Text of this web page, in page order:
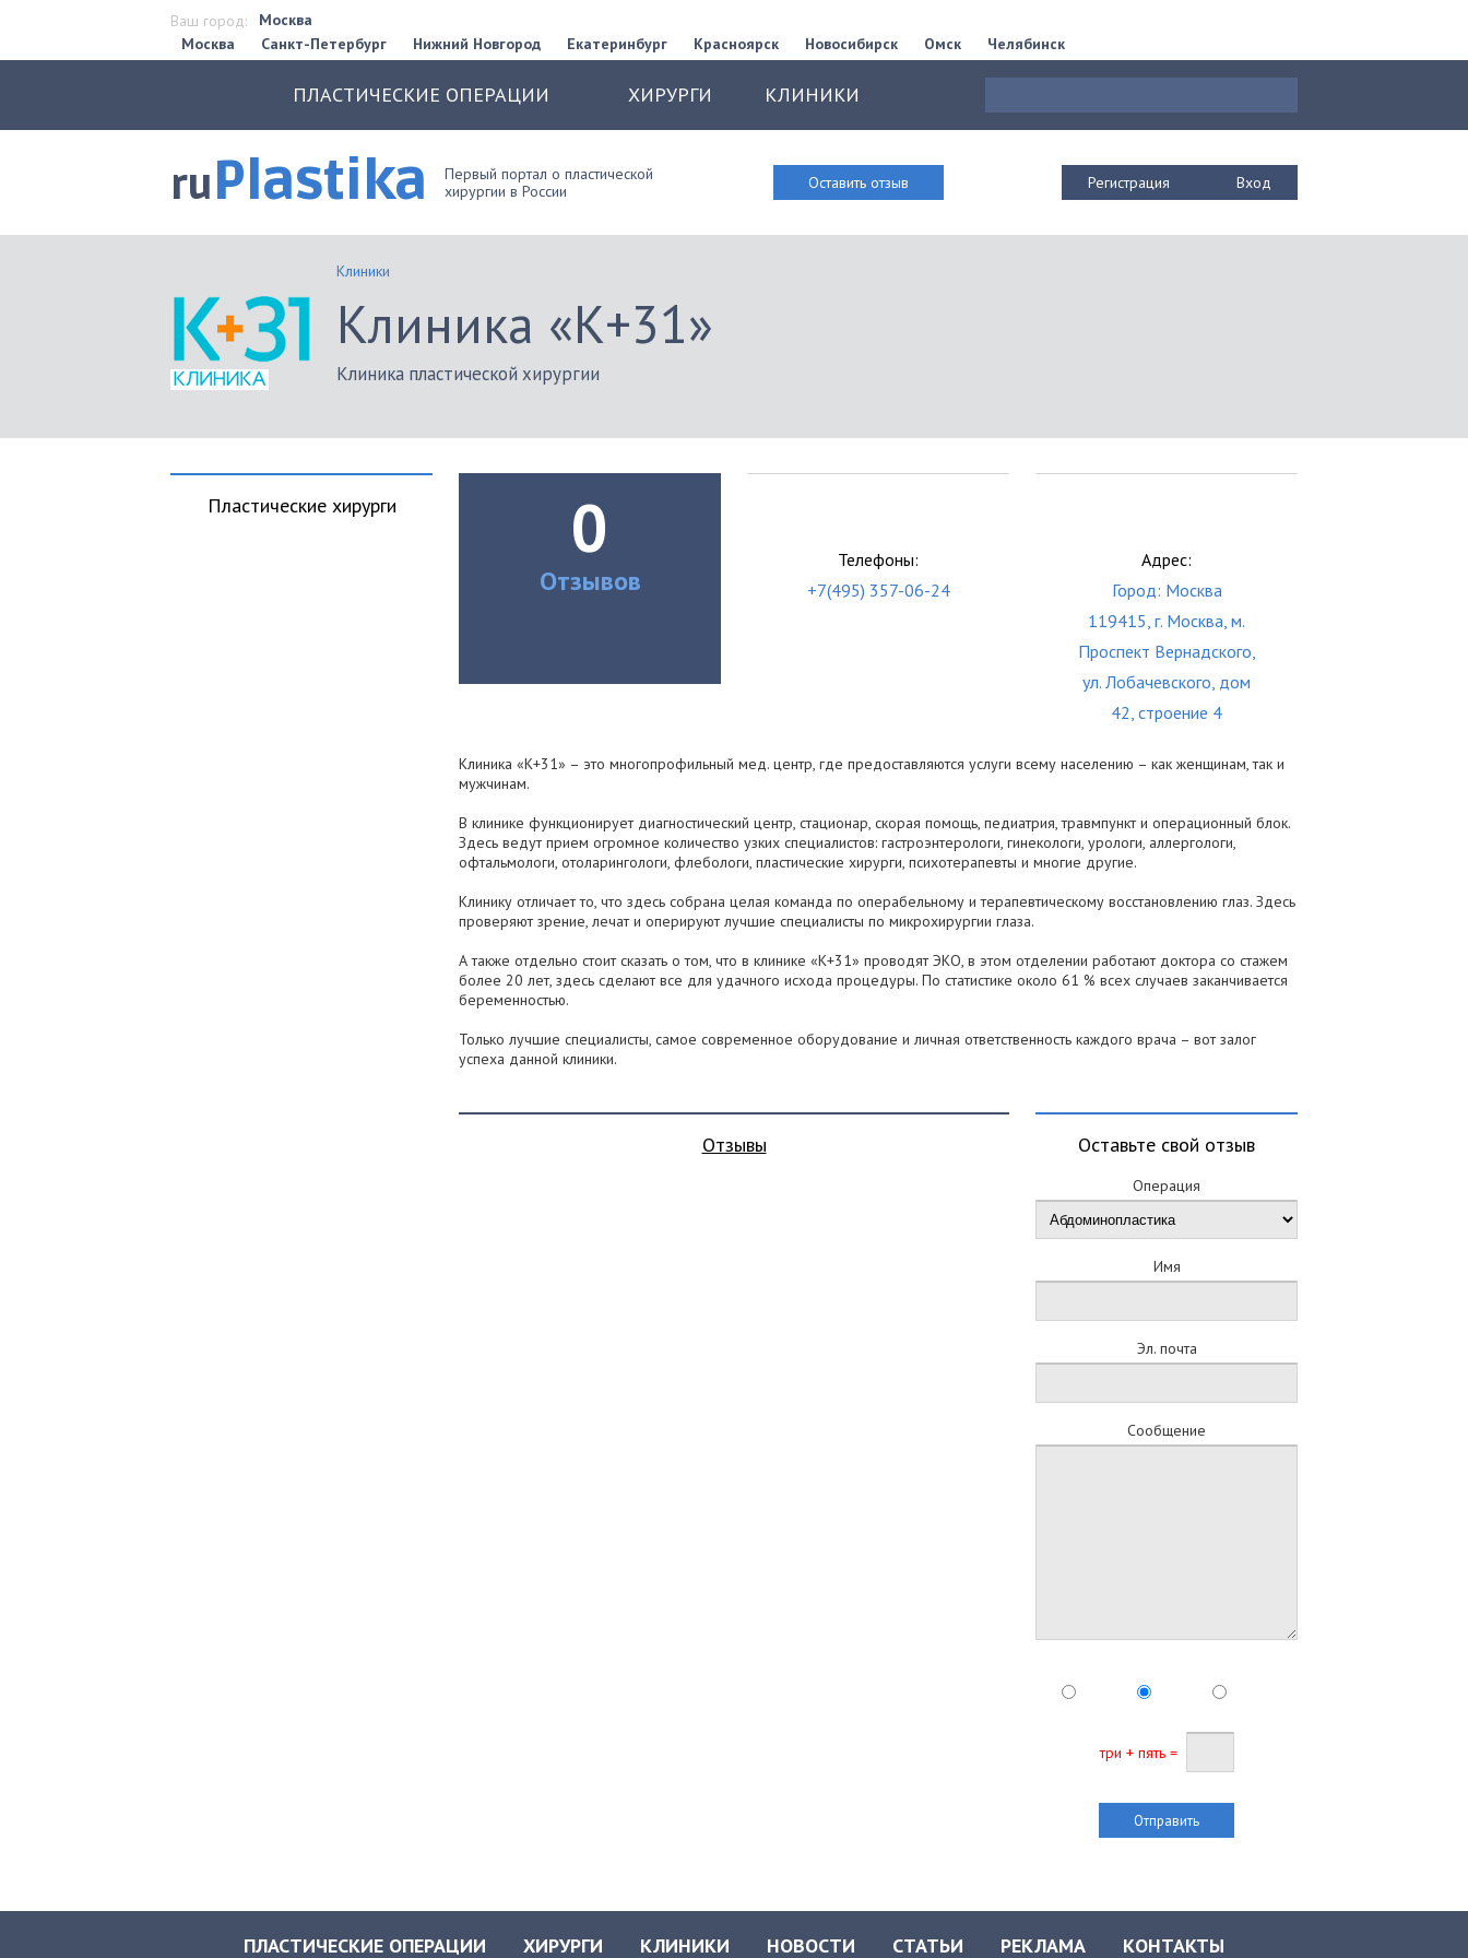
Ваш город:
Москва
Москва
Санкт-Петербург Нижний Новгород Екатеринбург Красноярск Новосибирск Омск Челябинск
ПЛАСТИЧЕСКИЕ ОПЕРАЦИИ ХИРУРГИ КЛИНИКИ
ruPlastika
Первый портал о пластической
хирургии в России
Оставить отзыв Регистрация Вход
Клиники
Клиника «К+31»
Клиника пластической хирургии
Пластические хирурги 0
Отзывов
Телефоны:
+7(495) 357-06-24
Адрес:
Город: Москва
119415, г. Москва, м.
Проспект Вернадского,
ул. Лобачевского, дом
42, строение 4
Клиника «К+31» – это многопрофильный мед. центр, где предоставляются услуги всему населению – как женщинам, так и
мужчинам.
В клинике функционирует диагностический центр, стационар, скорая помощь, педиатрия, травмпункт и операционный блок.
Здесь ведут прием огромное количество узких специалистов: гастроэнтерологи, гинекологи, урологи, аллергологи,
офтальмологи, отоларингологи, флебологи, пластические хирурги, психотерапевты и многие другие.
Клинику отличает то, что здесь собрана целая команда по операбельному и терапевтическому восстановлению глаз. Здесь
проверяют зрение, лечат и оперируют лучшие специалисты по микрохирургии глаза.
А также отдельно стоит сказать о том, что в клинике «К+31» проводят ЭКО, в этом отделении работают доктора со стажем
более 20 лет, здесь сделают все для удачного исхода процедуры. По статистике около 61 % всех случаев заканчивается
беременностью.
Только лучшие специалисты, самое современное оборудование и личная ответственность каждого врача – вот залог
успеха данной клиники.
Оставьте свой отзыв
Операция
Имя
Эл. почта
Сообщение
три + пять =
Отзывы
ПЛАСТИЧЕСКИЕ ОПЕРАЦИИ ХИРУРГИ КЛИНИКИ НОВОСТИ СТАТЬИ РЕКЛАМА КОНТАКТЫ